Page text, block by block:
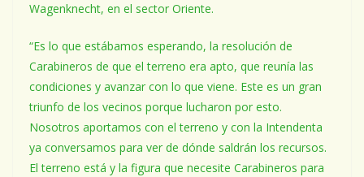
Wagenknecht, en el sector Oriente.
“Es lo que estábamos esperando, la resolución de
Carabineros de que el terreno era apto, que reunía las
condiciones y avanzar con lo que viene. Este es un gran
triunfo de los vecinos porque lucharon por esto.
Nosotros aportamos con el terreno y con la Intendenta
ya conversamos para ver de dónde saldrán los recursos.
El terreno está y la figura que necesite Carabineros para